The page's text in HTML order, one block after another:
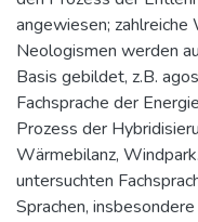
angewiesen;
Neologismen werden
Basis gebildet, z.B.
Fachsprache der
Prozess der
Wärmebilanz,
untersuchten
Sprachen,